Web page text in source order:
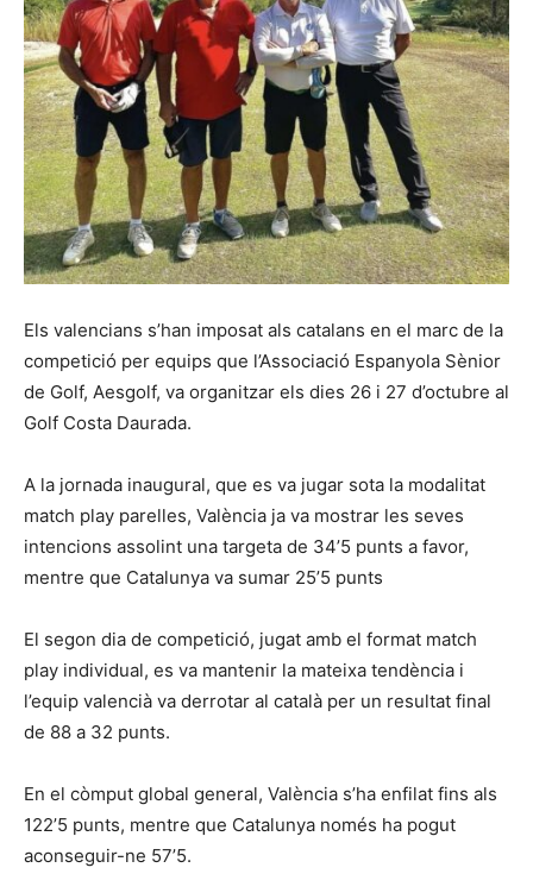
Els valencians s’han imposat als catalans en el marc de la
competició per equips que l’Associació Espanyola Sènior
de Golf, Aesgolf, va organitzar els dies 26 i 27 d’octubre al
Golf Costa Daurada.
A la jornada inaugural, que es va jugar sota la modalitat
match play parelles, València ja va mostrar les seves
intencions assolint una targeta de 34’5 punts a favor,
mentre que Catalunya va sumar 25’5 punts
El segon dia de competició, jugat amb el format match
play individual, es va mantenir la mateixa tendència i
l’equip valencià va derrotar al català per un resultat final
de 88 a 32 punts.
En el còmput global general, València s’ha enfilat fins als
122’5 punts, mentre que Catalunya només ha pogut
aconseguir-ne 57’5.